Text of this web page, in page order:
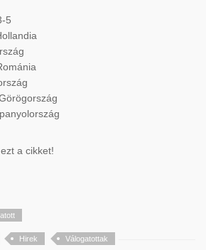
5
a cikket!
Hirek Válogatottak